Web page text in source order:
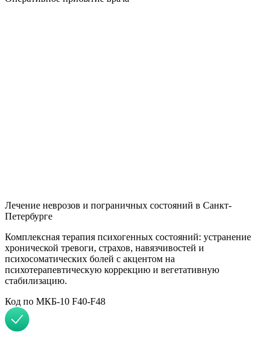
Лечение неврозов и пограничных состояний в Санкт-
Петербурге
Комплексная терапия психогенных состояний: устранение
хронической тревоги, страхов, навязчивостей и
психосоматических болей с акцентом на
психотерапевтическую коррекцию и вегетативную
стабилизацию.
Код по МКБ-10 F40-F48